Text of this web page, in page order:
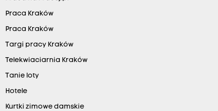
Praca Kraków
Praca Kraków
Targi pracy Kraków
Telekwiaciarnia Kraków
Tanie loty
Hotele
Kurtki zimowe damskie